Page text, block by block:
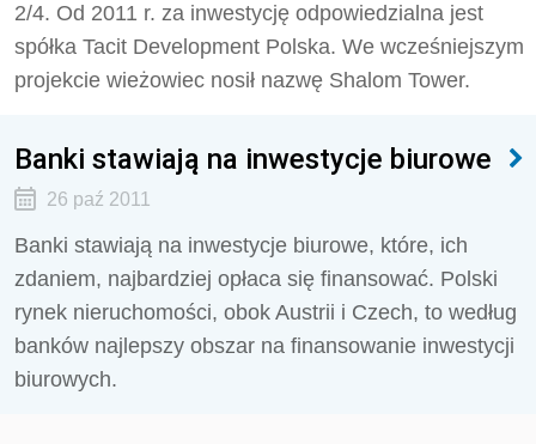
2/4. Od 2011 r. za inwestycję odpowiedzialna jest
spółka Tacit Development Polska. We wcześniejszym
projekcie wieżowiec nosił nazwę Shalom Tower.
Banki stawiają na inwestycje biurowe
26 paź 2011
Banki stawiają na inwestycje biurowe, które, ich
zdaniem, najbardziej opłaca się finansować. Polski
rynek nieruchomości, obok Austrii i Czech, to według
banków najlepszy obszar na finansowanie inwestycji
biurowych.